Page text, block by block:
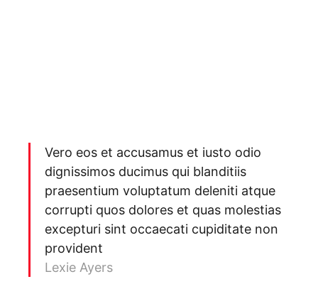
Vero eos et accusamus et iusto odio
dignissimos ducimus qui blanditiis
praesentium voluptatum deleniti atque
corrupti quos dolores et quas molestias
excepturi sint occaecati cupiditate non
provident
Lexie Ayers